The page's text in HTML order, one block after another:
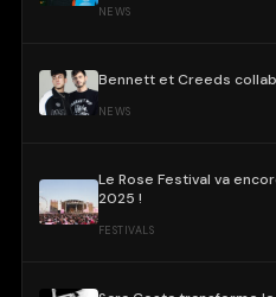
NEWS
Bennett et Creeds
NEWS
Le Rose Festival va
2025 !
FESTIVALS